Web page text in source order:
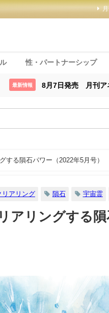
性・パートナーシップ
最新情報 8月7日発売 月刊ア
する隕石パワー（2022年5月号）
リアリング 隕石 宇宙霊
アリングする